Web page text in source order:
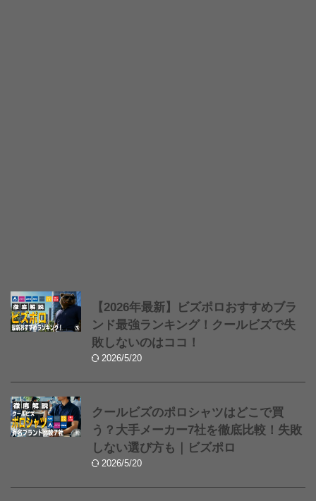
【2026年最新】ビズポロおすすめブラ
ンド最強ランキング！クールビズで失
敗しないのはココ！
2026/5/20
クールビズのポロシャツはどこで買
う？大手メーカー7社を徹底比較！失敗
しない選び方も｜ビズポロ
2026/5/20